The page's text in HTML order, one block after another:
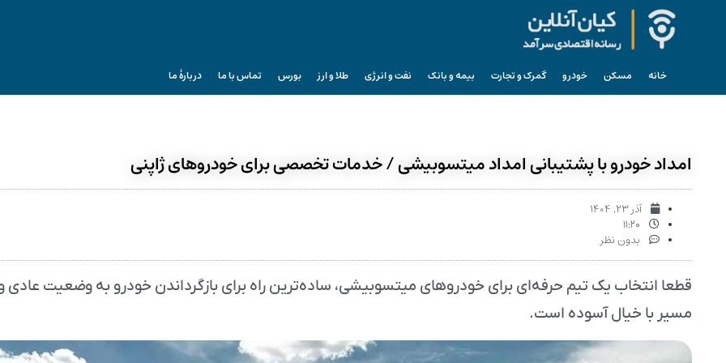
خانه مسکن خودرو گمرک و تجارت بیمه و بانک نفت و انرژی طلا و ارز بورس تماس با ما دربارۀ ما
امداد خودرو با پشتیبانی امداد میتسوبیشی / خدمات تخصصی برای خودروهای ژاپنی
آذر ۲۳, ۱۴۰۴
۱۱:۲۰
بدون نظر
قطعا انتخاب یک تیم حرفه‌ای برای خودروهای میتسوبیشی، ساده‌ترین راه برای بازگرداندن خودرو به وضعیت عادی
مسیر با خیال آسوده است.